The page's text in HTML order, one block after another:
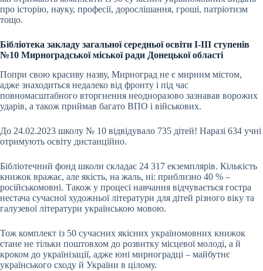
про історію, науку, професії, дорослішання, гроші, патріотизм
тощо.
Бібліотека закладу загальної середньої освіти І-ІІІ ступенів
№10 Мирноградської міської ради Донецької області
Попри свою красиву назву, Мирноград не є мирним містом,
адже знаходиться недалеко від фронту і під час
повномасштабного вторгнення неодноразово зазнавав ворожих
ударів, а також приймав багато ВПО і військових.
До 24.02.2023 школу № 10 відвідувало 735 дітей! Наразі 634 учні
отримують освіту дистанційно.
Бібліотечний фонд школи складає 24 317 екземплярів. Кількість
книжок вражає, але якість, на жаль, ні: приблизно 40 % –
російськомовні. Також у процесі навчання відчувається гостра
нестача сучасної художньої літератури для дітей різного віку та
галузевої літератури українською мовою.
Тож комплект із 50 сучасних якісних україномовних книжок
стане не тільки поштовхом до розвитку місцевої молоді, а й
кроком до українізації, адже юні мирноградці – майбутнє
українського сходу й України в цілому.